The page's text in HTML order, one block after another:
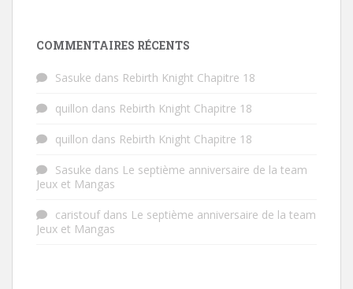
COMMENTAIRES RÉCENTS
Sasuke dans Rebirth Knight Chapitre 18
quillon dans Rebirth Knight Chapitre 18
quillon dans Rebirth Knight Chapitre 18
Sasuke dans Le septième anniversaire de la team
Jeux et Mangas
caristoufdans Le septième anniversaire de la team
Jeux et Mangas